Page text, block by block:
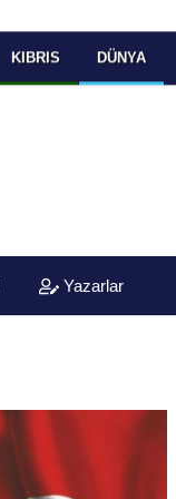
KIBRIS DÜNYA
Yazarlar